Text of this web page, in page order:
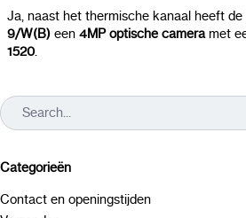
Ja, naast het thermische kanaal heeft de
9/W(B) een 4MP optische cameramet
1520.
Categorieën
Contact en openingstijden